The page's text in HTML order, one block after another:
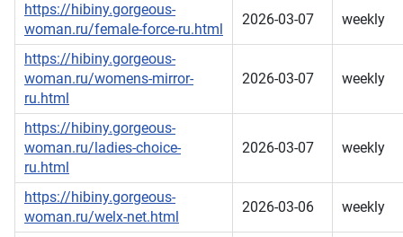
https://hibiny.gorgeous-
woman.ru/female-force-ru.html
2026-03-07 weekly
https://hibiny.gorgeous-
woman.ru/womens-mirror-
ru.html
2026-03-07 weekly
https://hibiny.gorgeous-
woman.ru/ladies-choice-
ru.html
2026-03-07 weekly
https://hibiny.gorgeous-
woman.ru/welx-net.html
2026-03-06 weekly